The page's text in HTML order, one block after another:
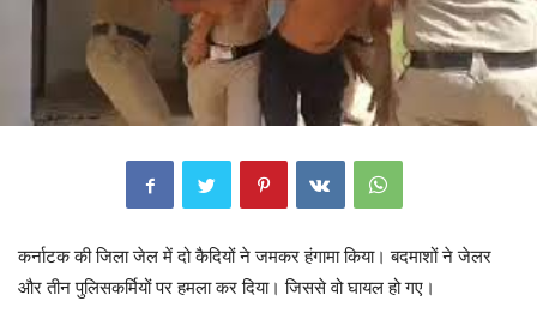
कर्नाटक की जिला जेल में दो कैदियों ने जमकर हंगामा किया। बदमाशों ने जेलर
और तीन पुलिसकर्मियों पर हमला कर दिया। जिससे वो घायल हो गए।